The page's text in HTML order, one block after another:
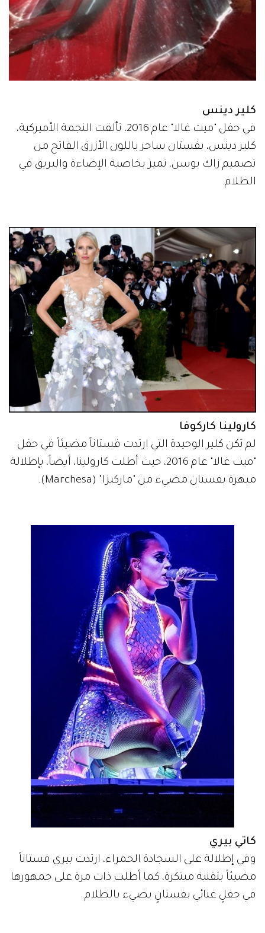
كلير دينس
في حفل "ميت غالا" عام 2016، تألقت النجمة الأميركية،
كلير دينس، بفستان ساحر باللون الأزرق الفاتح من
تصميم زاك بوسن، تميز بخاصية الإضاءة والبريق في
الظلام.
كارولينا كاركوفا
لم تكن كلير الوحيدة التي ارتدت فستاناً مضيئاً في حفل
"ميت غالا" عام 2016، حيث أطلت كارولينا، أيضاً، بإطلالة
مبهرة بفستان مضيء من "ماركيزا" (Marchesa).
كاتي بيري
وفي إطلالة على السجادة الحمراء، ارتدت بيري فستاناً
مضيئاً بتقنية مبتكرة، كما أطلت ذات مرة على جمهورها
في حفلٍ غنائي بفستانٍ يضيء بالظلام.